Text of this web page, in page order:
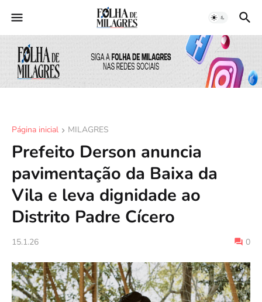
Página inicial MILAGRES
Prefeito Derson anuncia
pavimentação da Baixa da
Vila e leva dignidade ao
Distrito Padre Cícero
15.1.26 0